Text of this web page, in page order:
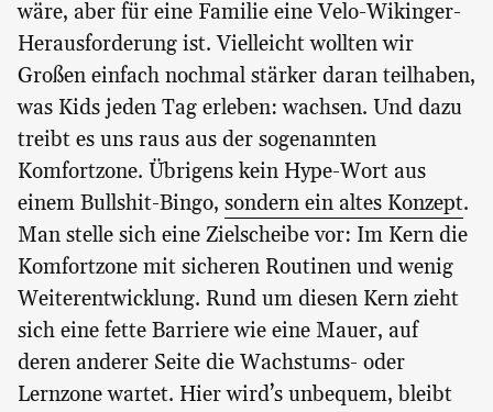
wäre, aber für eine Familie eine Velo-Wikinger-
Herausforderung ist. Vielleicht wollten wir
Großen einfach nochmal stärker daran teilhaben,
was Kids jeden Tag erleben: wachsen. Und dazu
treibt es uns raus aus der sogenannten
Komfortzone. Übrigens kein Hype-Wort aus
einem Bullshit-Bingo, sondern ein altes Konzept.
Man stelle sich eine Zielscheibe vor: Im Kern die
Komfortzone mit sicheren Routinen und wenig
Weiterentwicklung. Rund um diesen Kern zieht
sich eine fette Barriere wie eine Mauer, auf
deren anderer Seite die Wachstums- oder
Lernzone wartet. Hier wird’s unbequem, bleibt